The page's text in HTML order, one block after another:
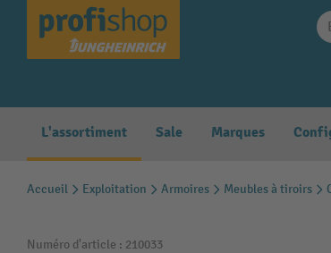
Skip to main navigation
L'assortiment Sale Marques
Accueil Exploitation Armoires Meubles à tiroirs
Numéro d'article : 210033